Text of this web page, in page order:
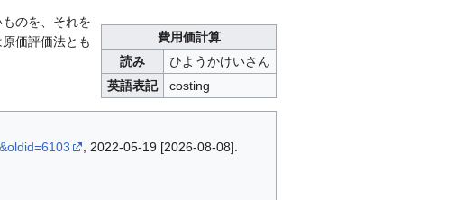
費用価計算
読み
ひようかけいさん
英語表記
costing
のを、それを
価評価法とも
, 2022-05-19 [2026-08-08].